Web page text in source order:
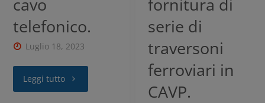
telefonico.
Luglio 18, 2023
Leggi tutto
serie di
traversoni
ferroviari in
CAVP.